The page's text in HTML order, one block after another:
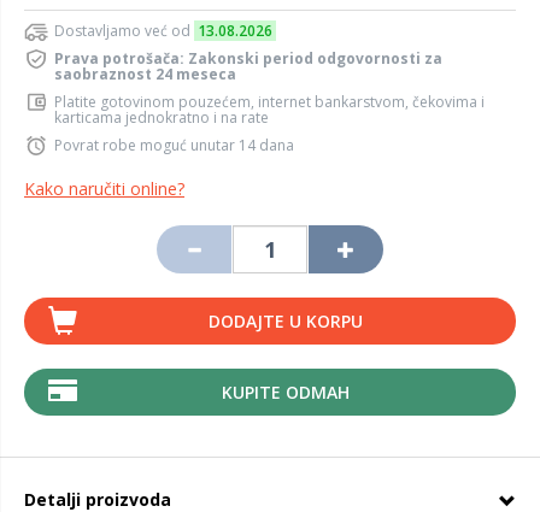
Dostavljamo već od 13.08.2026
Prava potrošača: Zakonski period odgovornosti za
saobraznost 24 meseca
Platite gotovinom pouzećem, internet bankarstvom, čekovima i
karticama jednokratno i na rate
Povrat robe moguć unutar 14 dana
Kako naručiti online?
DODAJTE U KORPU
KUPITE ODMAH
Detalji proizvoda